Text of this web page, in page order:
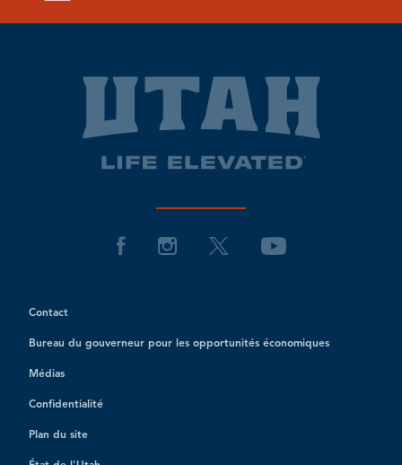
Contact
Bureau du gouverneur pour les opportunités économiques
Médias
Confidentialité
Plan du site